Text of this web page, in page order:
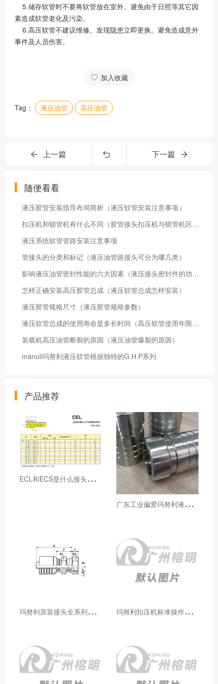
5.储存软管时不要将软管放在室外。避免由于日照等其它因
素造成软管老化及污染。
6.高压软管不建议维修。发现隐患立即更换。避免造成意外
事件及人员伤害。
加入收藏
Tag： 液压油管 高压油管
上一篇 下一篇
随便看看
液压胶管安装指导布局简析（液压软管安装注意事项）
扣压机和锁管机有什么不同（胶管接头扣压机与锁管机区别）
液压系统软管管路安装注意事项
管接头的分类和标记（液压油管路接头可分为哪几类）
影响液压油管密封性能的六大因素（液压接头密封件的功能和意义）
怎样正确安装高压胶管总成（液压软管总成怎样安装）
液压胶管规格尺寸（液压胶管规格参数）
液压软管总成的使用寿命是多长时间（高压软管使用年限是几年）
装载机高压油管断裂的原因（液压油管爆裂的原因）
manuli玛努利液压软管根据独特的G.H.P系列
产品推荐
E
CL和ECS是什么接头，用于什么胶管或管件
广
东工业偏爱玛努利液压产品的五大原因（代理深度分析）
玛
努利原装接头全系列型号解析：广州客户选型必备指南 玛
努利扣压机标准操作流程：广州代理手把手教学（新手也能学会）